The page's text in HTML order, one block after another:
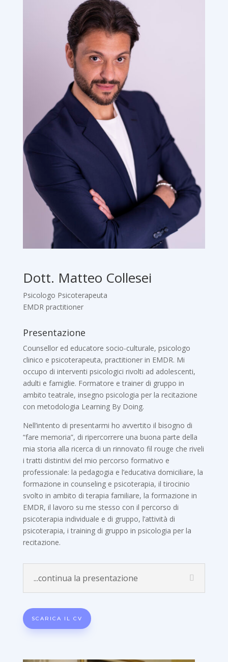
Dott. Matteo Collesei
Psicologo Psicoterapeuta
EMDR practitioner
Presentazione
Counsellor ed educatore socio-culturale, psicologo
clinico e psicoterapeuta, practitioner in EMDR. Mi
occupo di interventi psicologici rivolti ad adolescenti,
adulti e famiglie. Formatore e trainer di gruppo in
ambito teatrale, insegno psicologia per la recitazione
con metodologia Learning By Doing.
Nell’intento di presentarmi ho avvertito il bisogno di
“fare memoria”, di ripercorrere una buona parte della
mia storia alla ricerca di un rinnovato fil rouge che riveli
i tratti distintivi del mio percorso formativo e
professionale: la pedagogia e l’educativa domiciliare, la
formazione in counseling e psicoterapia, il tirocinio
svolto in ambito di terapia familiare, la formazione in
EMDR, il lavoro su me stesso con il percorso di
psicoterapia individuale e di gruppo, l’attività di
psicoterapia, i training di gruppo in psicologia per la
recitazione.
...continua la presentazione
SCARICA IL CV